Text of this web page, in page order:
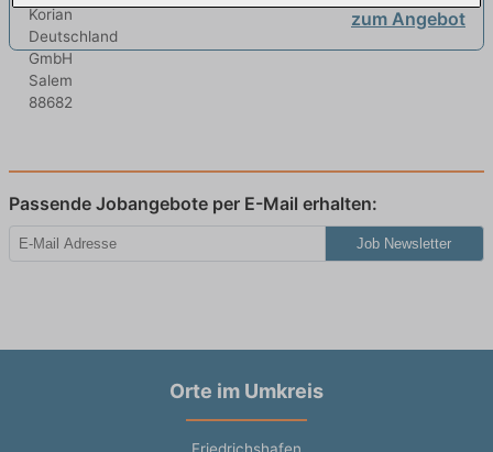
zum Angebot
Passende Jobangebote per E-Mail erhalten:
Job Newsletter
Orte im Umkreis